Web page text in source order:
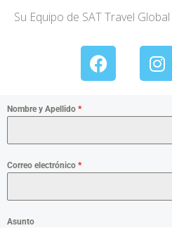
Su Equipo de SAT Travel Global
F
a
c
b
o
k
I
n
s
a
g
a
m
Nombre y Apellido *
Correo electrónico *
Asunto